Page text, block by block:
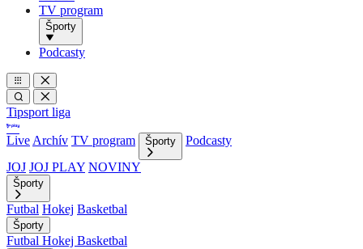
TV program
Športy
Podcasty
Tipsport liga
Live Archív TV program Športy
Podcasty
JOJ JOJ PLAY NOVINY
Športy
Futbal Hokej Basketbal
Športy
Futbal Hokej Basketbal